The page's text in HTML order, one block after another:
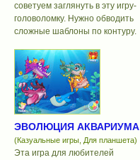
советуем заглянуть в эту игру-
головоломку. Нужно обводить
сложные шаблоны по контуру.
ЭВОЛЮЦИЯ АКВАРИУМА
(Казуальные игры, Для планшета)
Эта игра для любителей